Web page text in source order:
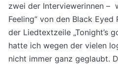
zwei der Interviewerinnen –
Feeling“ von den Black Eyed
der Liedtextzeile „Tonight’s
hatte ich wegen der vielen
nicht immer ganz geglaubt.